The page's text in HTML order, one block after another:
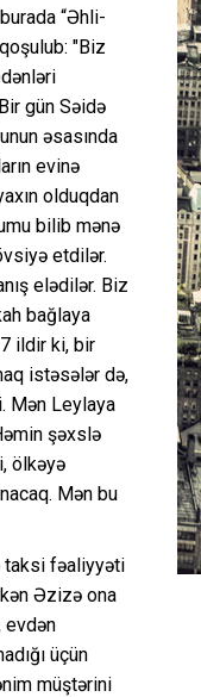
“Əhli-
"Biz
gün Səidə
əsasında
evinə
olduqdan
bilib mənə
etdilər.
elədilər. Biz
bağlaya
ildir ki, bir
istəsələr də,
Mən Leylaya
şəxslə
ölkəyə
Mən bu
taksi fəaliyyəti
Əzizə ona
evdən
üçün
müştərini